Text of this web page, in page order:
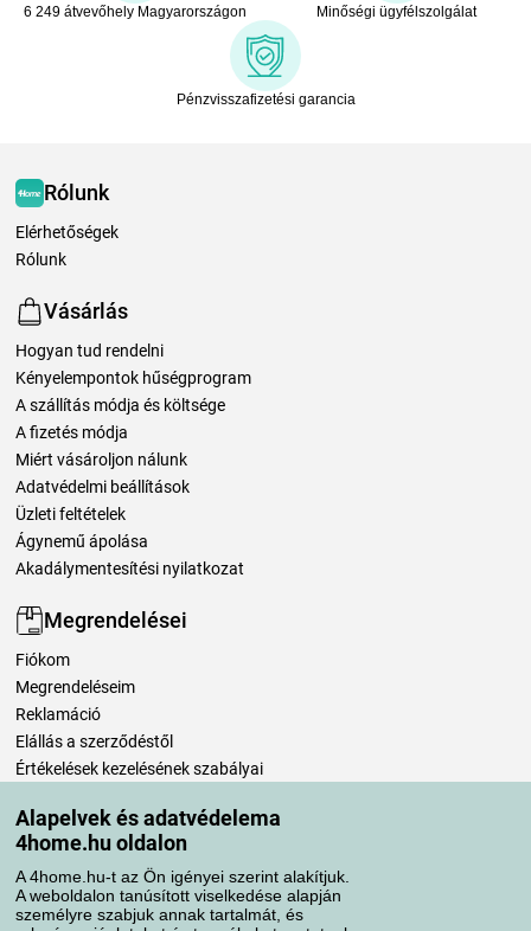
Alapelvek és adatvédelema
4home.hu oldalon
A 4home.hu-t az Ön igényei szerint alakítjuk.
A weboldalon tanúsított viselkedése alapján
személyre szabjuk annak tartalmát, és
6 249 átvevőhely Magyarországon Minőségi ügyfélszolgálat
Pénzvisszafizetési garancia
Rólunk
Elérhetőségek
Rólunk
Vásárlás
Hogyan tud rendelni
Kényelempontok hűségprogram
A szállítás módja és költsége
A fizetés módja
Miért vásároljon nálunk
Adatvédelmi beállítások
Üzleti feltételek
Ágynemű ápolása
Akadálymentesítési nyilatkozat
Megrendelései
Fiókom
Megrendeléseim
Reklamáció
Elállás a szerződéstől
Értékelések kezelésének szabályai
Szállítási módok
Fizetési módok